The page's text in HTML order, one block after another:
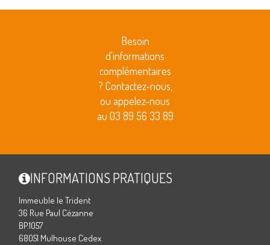
Besoin
d'informations
complémentaires
? Contactez-nous,
ou appelez-nous
au 03 89 56 33 89
INFORMATIONS PRATIQUES
Immeuble le Trident
36 Rue Paul Cézanne
BP.1057
68051 Mulhouse Cedex